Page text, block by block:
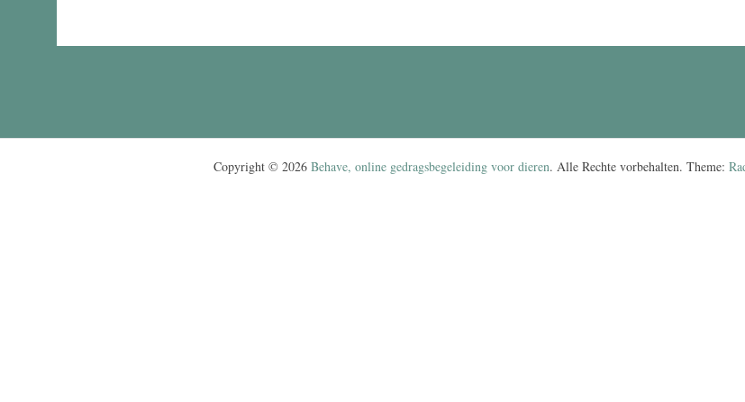
Copyright © 2026 Behave, online gedragsbegeleiding voor dieren. Alle Rechte vorbehalten. Theme: